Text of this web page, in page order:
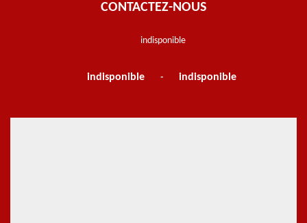
CONTACTEZ-NOUS
indisponible
indisponible - indisponible